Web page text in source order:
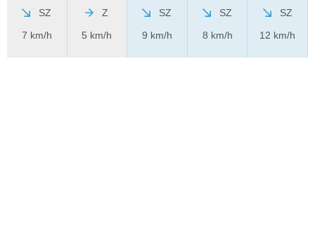
SZ
7 km/h
Z
5 km/h
SZ
9 km/h
SZ
8 km/h
SZ
12 km/h